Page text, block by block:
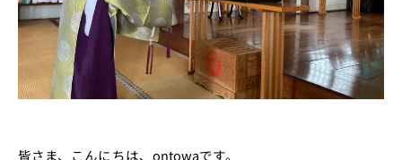
皆さま、こんにちは、ontowaです。